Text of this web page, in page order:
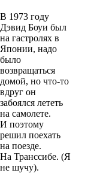
В 1973 году
Дэвид Боуи был
на гастролях в
Японии, надо
было
возвращаться
домой, но что-то
вдруг он
забоялся лететь
на самолете.
И поэтому
решил поехать
на поезде.
На Транссибе. (Я
не шучу).